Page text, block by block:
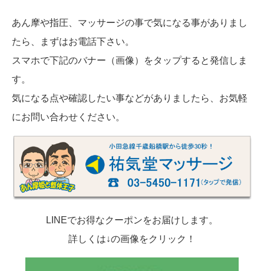
あん摩や指圧、マッサージの事で気になる事がありまし
たら、まずはお電話下さい。
スマホで下記のバナー（画像）をタップすると発信しま
す。
気になる点や確認したい事などがありましたら、お気軽
にお問い合わせください。
LINEでお得なクーポンをお届けします。
詳しくは↓の画像をクリック！